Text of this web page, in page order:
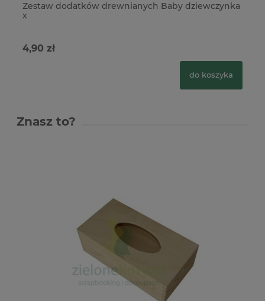
Zestaw dodatków drewnianych Baby dziewczynka
x
4,90 zł
do koszyka
Znasz to?